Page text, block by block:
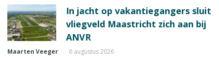
In jacht op vakantiegangers sluit
vliegveld Maastricht zich aan bij
ANVR
Maarten Veeger 6 augustus 2026